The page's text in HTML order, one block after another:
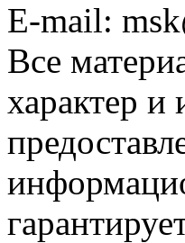
E-mail:
Все
характер и